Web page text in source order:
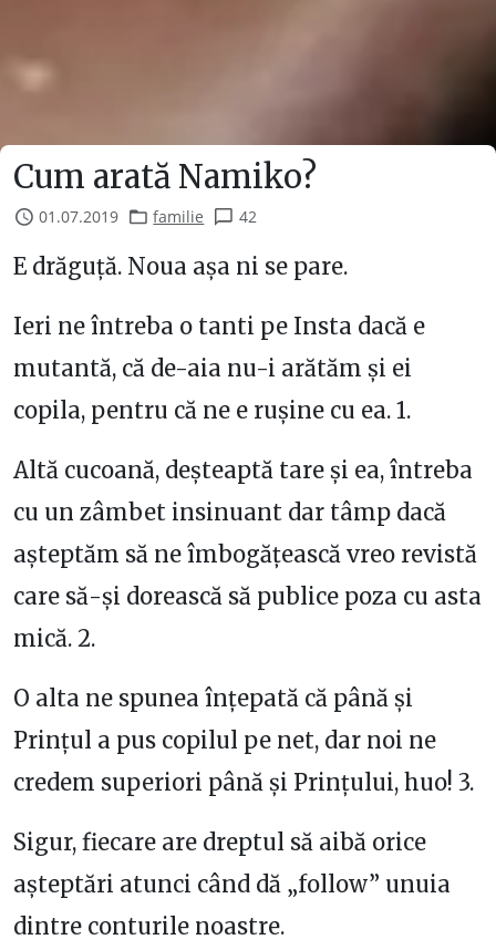
Cum arată Namiko?
01.07.2019 familie 42
E drăguță. Noua așa ni se pare.
Ieri ne întreba o tanti pe Insta dacă e
mutantă, că de-aia nu-i arătăm și ei
copila, pentru că ne e rușine cu ea. 1.
Altă cucoană, deșteaptă tare și ea, întreba
cu un zâmbet insinuant dar tâmp dacă
așteptăm să ne îmbogățească vreo revistă
care să-și dorească să publice poza cu asta
mică. 2.
O alta ne spunea înțepată că până și
Prințul a pus copilul pe net, dar noi ne
credem superiori până și Prințului, huo! 3.
Sigur, fiecare are dreptul să aibă orice
așteptări atunci când dă „follow” unuia
dintre conturile noastre.